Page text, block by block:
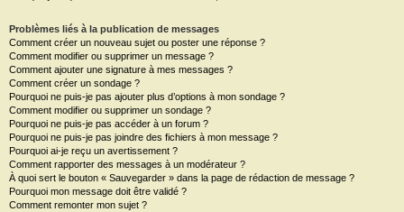
Problèmes liés à la publication de messages
Comment créer un nouveau sujet ou poster une réponse ?
Comment modifier ou supprimer un message ?
Comment ajouter une signature à mes messages ?
Comment créer un sondage ?
Pourquoi ne puis-je pas ajouter plus d’options à mon sondage ?
Comment modifier ou supprimer un sondage ?
Pourquoi ne puis-je pas accéder à un forum ?
Pourquoi ne puis-je pas joindre des fichiers à mon message ?
Pourquoi ai-je reçu un avertissement ?
Comment rapporter des messages à un modérateur ?
À quoi sert le bouton « Sauvegarder » dans la page de rédaction de message ?
Pourquoi mon message doit être validé ?
Comment remonter mon sujet ?